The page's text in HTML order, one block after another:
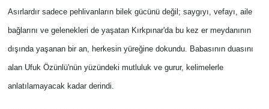
Asırlardır sadece pehlivanların bilek gücünü değil; saygıyı, vefayı, aile
bağlarını ve gelenekleri de yaşatan Kırkpınar'da bu kez er meydanının
dışında yaşanan bir an, herkesin yüreğine dokundu. Babasının duasını
alan Ufuk Özünlü'nün yüzündeki mutluluk ve gurur, kelimelerle
anlatılamayacak kadar derindi.